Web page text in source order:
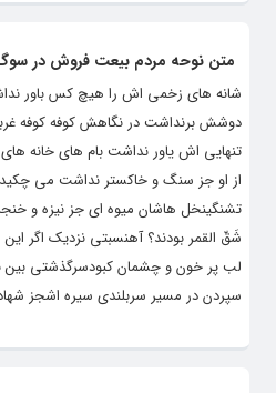
متن نوحه مردم بیعت فروش در
شانه های زخمی اش را هیچ کس باور
دوشش برنداشت در نگاهش کوفه کوفه
تنهایی اش یاور نداشت بام های خانه
از او جز سنگ و خاکستر نداشت می
تشنگینخل هاشان میوه ای جز نیزه و
شَقّ القمر بودند؟ آهنسبتی نزدیک اگر
لب پر خون و چشمان کبودسرگذشتی بین
سپردن در مسیر سربلندی سیره اشجز